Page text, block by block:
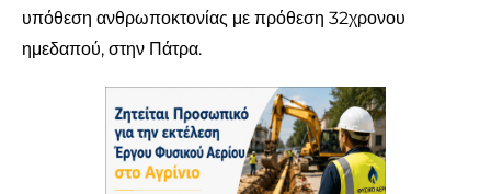
υπόθεση ανθρωποκτονίας με πρόθεση 32χρονου
ημεδαπού, στην Πάτρα.